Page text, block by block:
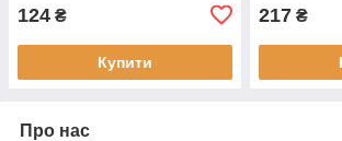
124 ₴
Купити
217 ₴
Про нас